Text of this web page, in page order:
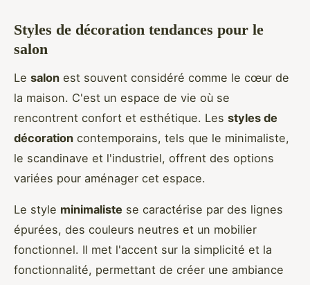
Styles de décoration tendances pour le
salon
Le salon est souvent considéré comme le cœur de
la maison. C'est un espace de vie où se
rencontrent confort et esthétique. Les styles de
décoration contemporains, tels que le minimaliste,
le scandinave et l'industriel, offrent des options
variées pour aménager cet espace.
Le style minimaliste se caractérise par des lignes
épurées, des couleurs neutres et un mobilier
fonctionnel. Il met l'accent sur la simplicité et la
fonctionnalité, permettant de créer une ambiance